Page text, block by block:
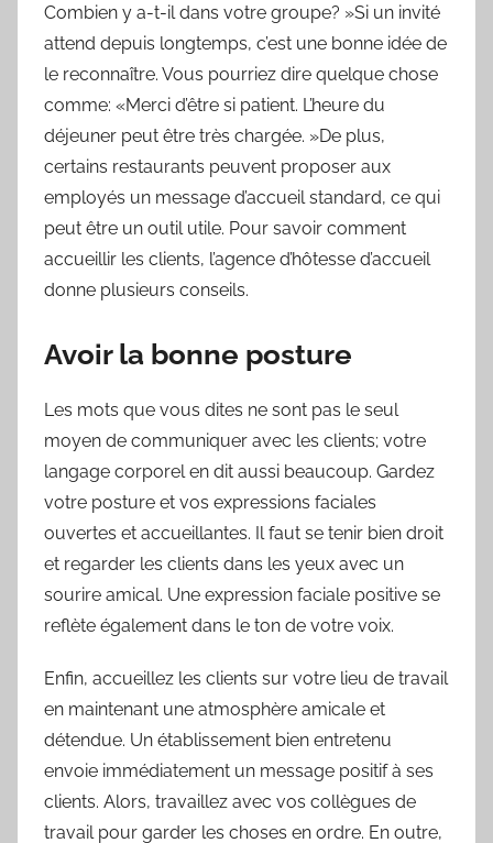
Combien y a-t-il dans votre groupe? »Si un invité
attend depuis longtemps, c’est une bonne idée de
le reconnaître. Vous pourriez dire quelque chose
comme: «Merci d’être si patient. L’heure du
déjeuner peut être très chargée. »De plus,
certains restaurants peuvent proposer aux
employés un message d’accueil standard, ce qui
peut être un outil utile. Pour savoir comment
accueillir les clients, l’agence d’hôtesse d’accueil
donne plusieurs conseils.
Avoir la bonne posture
Les mots que vous dites ne sont pas le seul
moyen de communiquer avec les clients; votre
langage corporel en dit aussi beaucoup. Gardez
votre posture et vos expressions faciales
ouvertes et accueillantes. Il faut se tenir bien droit
et regarder les clients dans les yeux avec un
sourire amical. Une expression faciale positive se
reflète également dans le ton de votre voix.
Enfin, accueillez les clients sur votre lieu de travail
en maintenant une atmosphère amicale et
détendue. Un établissement bien entretenu
envoie immédiatement un message positif à ses
clients. Alors, travaillez avec vos collègues de
travail pour garder les choses en ordre. En outre,